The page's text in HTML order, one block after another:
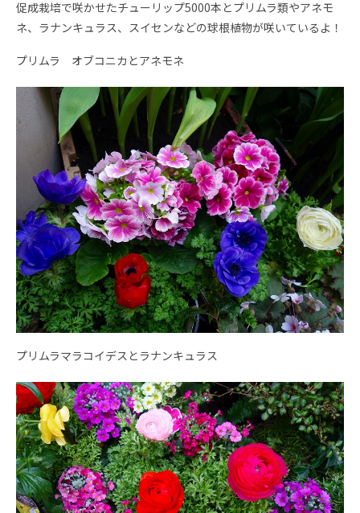
促成栽培で咲かせたチューリップ5000本とプリムラ類やアネモ
ネ、ラナンキュラス、スイセンなどの球根植物が咲いているよ！
プリムラ オブコニカとアネモネ
プリムラマラコイデスとラナンキュラス